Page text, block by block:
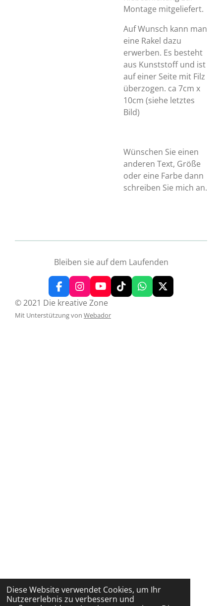
Diese Website verwendet Cookies, um Ihr
Nutzererlebnis zu verbessern und
Montage mitgeliefert.
Auf Wunsch kann man
eine Rakel dazu
erwerben. Es besteht
aus Kunststoff und ist
auf einer Seite mit Filz
überzogen. ca 7cm x
10cm (siehe letztes
Bild)
Wünschen Sie einen
anderen Text, Größe
oder eine Farbe dann
schreiben Sie mich an.
Bleiben sie auf dem Laufenden
F
a
c
e
I
n
s
t
Y
o
u
T
T
i
W
h
X
© 2021 Die kreative Zone
Mit Unterstützung von Webador